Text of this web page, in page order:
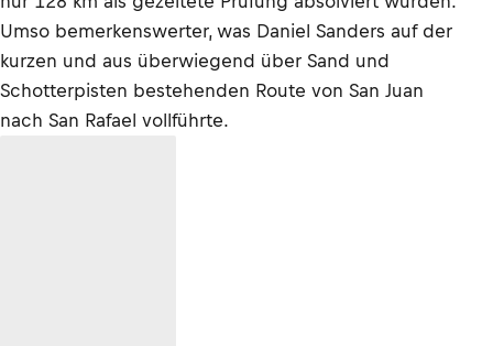
Umso bemerkenswerter, was Daniel Sanders auf der
kurzen und aus überwiegend über Sand und
Schotterpisten bestehenden Route von San Juan
nach San Rafael vollführte.